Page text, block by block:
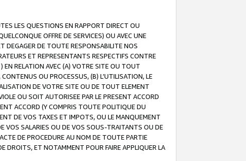
LES QUESTIONS EN RAPPORT DIRECT OU
OFFRE DE SERVICES) OU AVEC UNE
DEGAGER DE TOUTE RESPONSABILITE NOS
ET REPRESENTANTS RESPECTIFS CONTRE
EN RELATION AVEC (A) VOTRE SITE OU TOUT
OU PROCESSUS, (B) L’UTILISATION, LE
DE VOTRE SITE OU DE TOUT ELEMENT
OU SOIT AUTORISEE PAR LE PRESENT ACCORD
ACCORD (Y COMPRIS TOUTE POLITIQUE DU
DE VOS TAXES ET IMPOTS, OU LE MANQUEMENT
VOS SALARIES OU DE VOS SOUS-TRAITANTS OU DE
DE PROCEDURE AU NOM DE TOUTE PARTIE
DROITS, ET NOTAMMENT POUR FAIRE APPLIQUER LA